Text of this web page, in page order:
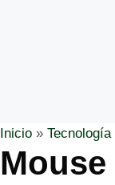
Inicio » Tecnología